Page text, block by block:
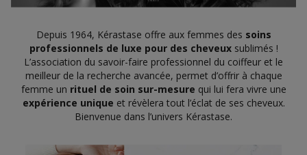
Depuis 1964, Kérastase offre aux femmes des soins
professionnels de luxe pour des cheveuxsublimés !
L’association du savoir-faire professionnel du coiffeur et le
meilleur de la recherche avancée, permet d’offrir à chaque
femme un rituel de soin sur-mesure qui lui fera vivre une
expérience unique et révèlera tout l’éclat de ses cheveux.
Bienvenue dans l’univers Kérastase.